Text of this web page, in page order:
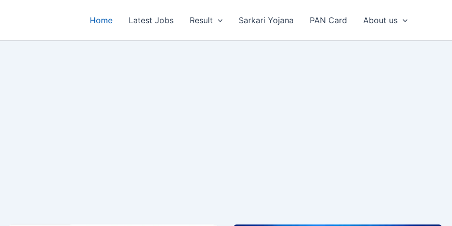
Home Latest Jobs Result Sarkari Yojana PAN Card About us